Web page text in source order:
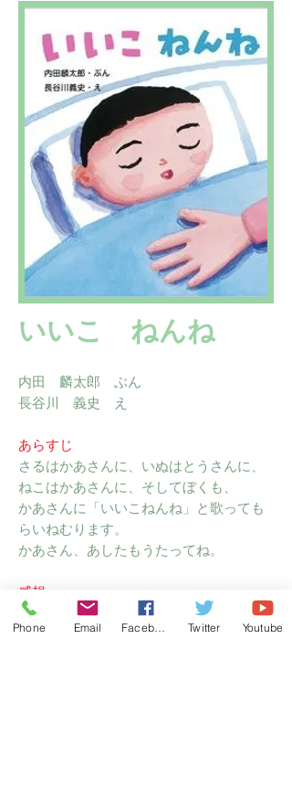
いいこ ねんね
内田 麟太郎 ぶん
長谷川 義史 え
あらすじ
さるはかあさんに、いぬはとうさんに、
ねこはかあさんに、そしてぼくも、
かあさんに「いいこねんね」と歌っても
らいねむります。
かあさん、あしたもうたってね。
感想
文と絵がとても合っていると思いまし
た。「いいこねんね」の繰り返しの響き
Phone Email Twitter Youtube